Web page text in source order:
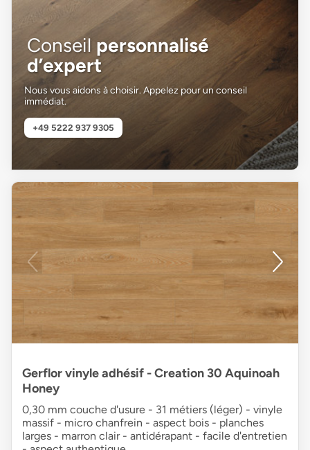
Conseil personnalisé
d’expert
Nous vous aidons à choisir. Appelez pour un conseil
immédiat.
+49 5222 937 9305
Gerflor vinyle adhésif - Creation 30 Aquinoah
Honey
0,30 mm couche d'usure - 31 métiers (léger) - vinyle
massif - micro chanfrein - aspect bois - planches
larges - marron clair - antidérapant - facile d'entretien